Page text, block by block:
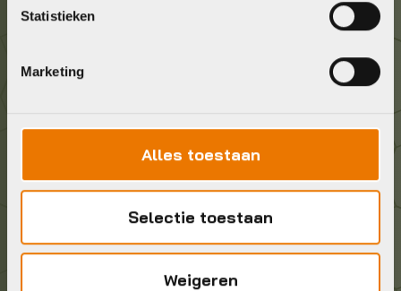
Statistieken
Marketing
Alles toestaan
Selectie toestaan
Weigeren
onderstaande gegevens.
info@bykestore.nl
Kom langs!
Brouwerstraat 8B